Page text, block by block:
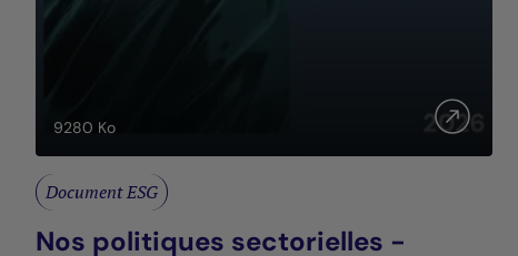
9280 Ko
Document ESG
Nos politiques sectorielles -